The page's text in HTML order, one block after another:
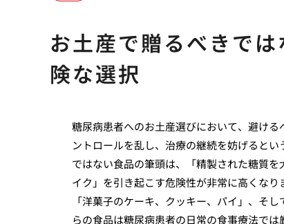
お土産で贈るべきで
険な選択
糖尿病患者へのお土産選びにおいて、避け
ントロールを乱し、治療の継続を妨げると
ではない食品の筆頭は、「精製された糖質
イク」を引き起こす危険性が非常に高くな
「洋菓子のケーキ、クッキー、パイ」、そ
らの食品は糖尿病患者の日常の食事療法で